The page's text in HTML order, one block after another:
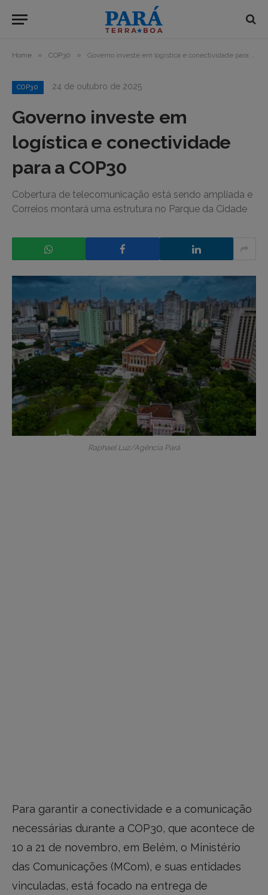
Home » COP30 » Governo investe em logística e conectividade para a COP30
COP30 24 de outubro de 2025
Governo investe em
logística e conectividade
para a COP30
Cobertura de telecomunicação está sendo ampliada e
Correios montará uma estrutura no Parque da Cidade
Raphael Luz/Agência Pará
Para garantir a conectividade e a comunicação
necessárias durante a COP30, que acontece de
10 a 21 de novembro, em Belém, o Ministério
das Comunicações (MCom), e suas entidades
vinculadas, está focado na entrega de